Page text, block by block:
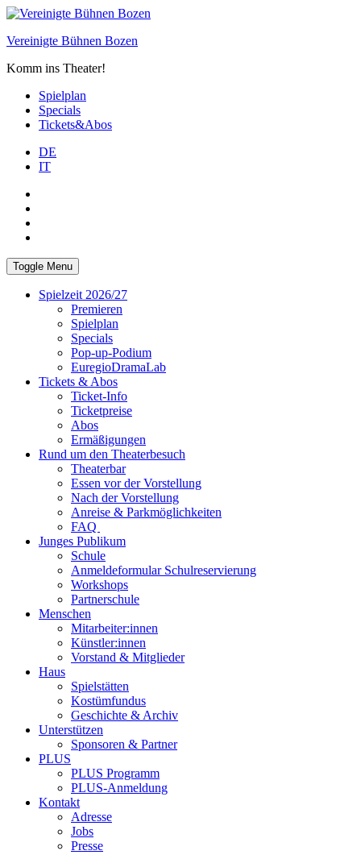
Skip
content
Vereinigte Bühnen Bozen
Komm ins Theater!
Spielplan
Specials
Tickets&Abos
DE
IT
Toggle Menu
Spielzeit 2026/27
Premieren
Spielplan
Specials
Pop-up-Podium
EuregioDramaLab
Tickets & Abos
Ticket-Info
Ticketpreise
Abos
Ermäßigungen
Rund um den Theaterbesuch
Theaterbar
Essen vor der Vorstellung
Nach der Vorstellung
Anreise & Parkmöglichkeiten
FAQ
Junges Publikum
Schule
Anmeldeformular Schulreservierung
Workshops
Partnerschule
Menschen
Mitarbeiter:innen
Künstler:innen
Vorstand & Mitglieder
Haus
Spielstätten
Kostümfundus
Geschichte & Archiv
Unterstützen
Sponsoren & Partner
PLUS
PLUS Programm
PLUS-Anmeldung
Kontakt
Adresse
Jobs
Presse